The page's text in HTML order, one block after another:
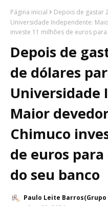
Página inicial
Depois de gastar
Universidade Independente:
investe 11 milhões de euros
Depois de
de dólares
Universidade
Maior
Chimuco
de euros
do seu banco
Paulo Leite Barros(Grupo